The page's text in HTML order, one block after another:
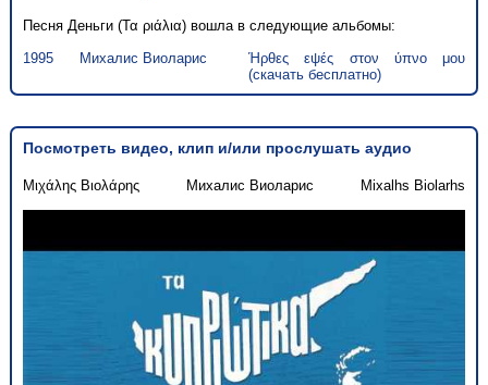
Песня Деньги (Τα ριάλια) вошла в следующие альбомы:
1995
Михалис Виоларис
Ήρθες εψές στον ύπνο μου
(скачать бесплатно)
Посмотреть видео, клип и/или прослушать аудио
Μιχάλης Βιολάρης Михалис Виоларис Mixalhs Biolarhs